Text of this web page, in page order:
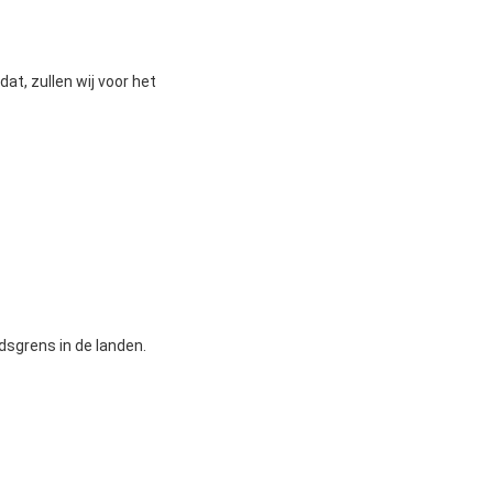
zullen wij voor het
in de landen.